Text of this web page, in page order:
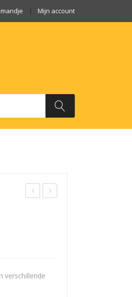
Mijn account
s
Bel
verschillende